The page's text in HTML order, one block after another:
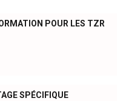
POUR LES TZR
SPÉCIFIQUE